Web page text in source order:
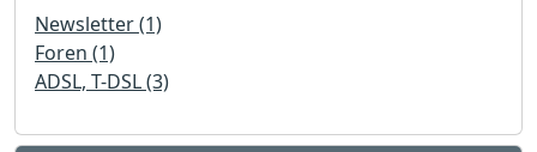
Newsletter (1)
Foren (1)
ADSL, T-DSL (3)